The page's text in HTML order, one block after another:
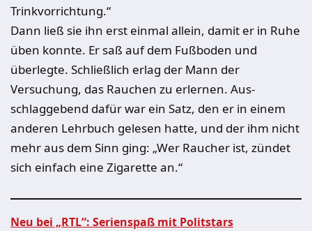
Trinkvorrichtung.“
Dann ließ sie ihn erst einmal allein, damit er in Ruhe
üben konnte. Er saß auf dem Fußboden und
überlegte. Schließlich er­lag der Mann der
Versuchung, das Rauchen zu erlernen. Aus­
schlaggebend dafür war ein Satz, den er in einem
anderen Lehrbuch gelesen hatte, und der ihm nicht
mehr aus dem Sinn ging: „Wer Raucher ist, zündet
sich einfach eine Zigarette an.“
Neu bei „RTL“: Serienspaß mit Politstars